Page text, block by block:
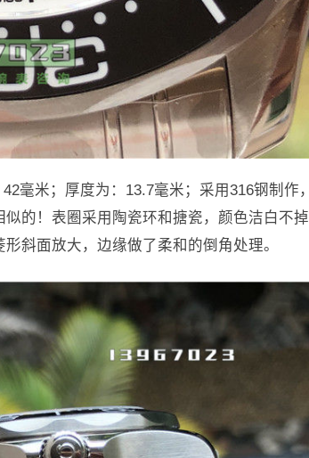
毫米；厚度为：13.7毫米；采用316钢制作，
的！表圈采用陶瓷环和搪瓷，颜色洁白不掉
斜面放大，边缘做了柔和的倒角处理。